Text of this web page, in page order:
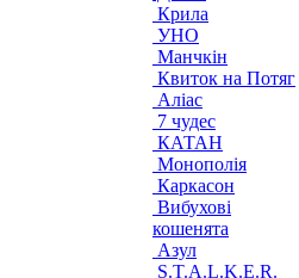
Крила
УНО
Манчкін
Квиток на Потяг
Аліас
7 чудес
КАТАН
Монополія
Каркасон
Вибухові
кошенята
Азул
S.T.A.L.K.E.R.